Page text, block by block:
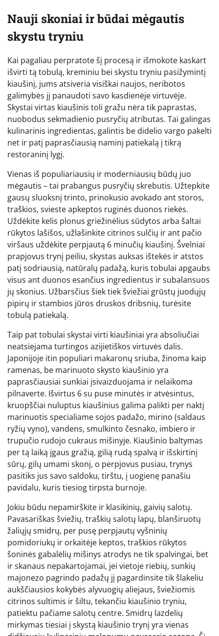
Nauji skoniai ir būdai mėgautis
skystu tryniu
Kai pagaliau perpratote šį procesą ir išmokote kaskart
išvirti tą tobulą, kreminiu bei skystu tryniu pasižymintį
kiaušinį, jums atsiveria visiškai naujos, neribotos
galimybės jį panaudoti savo kasdienėje virtuvėje.
Skystai virtas kiaušinis toli gražu nėra tik paprastas,
nuobodus sekmadienio pusryčių atributas. Tai galingas
kulinarinis ingredientas, galintis be didelio vargo pakelti
net ir patį paprasčiausią naminį patiekalą į tikrą
restoraninį lygį.
Vienas iš populiariausių ir moderniausių būdų juo
mėgautis – tai prabangus pusryčių skrebutis. Užtepkite
gausų sluoksnį trinto, prinokusio avokado ant storos,
traškios, svieste apkeptos ruginės duonos riekės.
Uždėkite kelis plonus griežinėlius sūdytos arba šaltai
rūkytos lašišos, užlašinkite citrinos sulčių ir ant pačio
viršaus uždėkite perpjautą 6 minučių kiaušinį. Švelniai
prapjovus trynį peiliu, skystas auksas ištekės ir atstos
patį sodriausią, natūralų padažą, kuris tobulai apgaubs
visus ant duonos esančius ingredientus ir subalansuos
jų skonius. Užbarsčius šiek tiek šviežiai grūstų juodųjų
pipirų ir stambios jūros druskos dribsnių, turėsite
tobulą patiekalą.
Taip pat tobulai skystai virti kiaušiniai yra absoliučiai
neatsiejama turtingos azijietiškos virtuvės dalis.
Japonijoje itin populiari makaronų sriuba, žinoma kaip
ramenas, be marinuoto skysto kiaušinio yra
paprasčiausiai sunkiai įsivaizduojama ir nelaikoma
pilnaverte. Išvirtus 6 su puse minutės ir atvėsintus,
kruopščiai nuluptus kiaušinius galima palikti per naktį
marinuotis specialiame sojos padažo, mirino (saldaus
ryžių vyno), vandens, smulkinto česnako, imbiero ir
trupučio rudojo cukraus mišinyje. Kiaušinio baltymas
per tą laiką įgaus gražią, gilią rudą spalvą ir išskirtinį
sūrų, gilų umami skonį, o perpjovus pusiau, trynys
pasitiks jus savo saldoku, tirštu, į uogienę panašiu
pavidalu, kuris tiesiog tirpsta burnoje.
Jokiu būdu nepamirškite ir klasikinių, gaivių salotų.
Pavasariškas šviežių, traškių salotų lapų, blanširuotų
žaliųjų smidrų, per pusę perpjautų vyšninių
pomidoriukų ir orkaitėje keptos, traškios rūkytos
šoninės gabalėlių mišinys atrodys ne tik spalvingai, bet
ir skanaus nepakartojamai, jei vietoje riebių, sunkių
majonezo pagrindo padažų jį pagardinsite tik šlakeliu
aukščiausios kokybės alyvuogių aliejaus, šviežiomis
citrinos sultimis ir šiltu, tekančiu kiaušinio tryniu,
patiektu pačiame salotų centre. Smidrų lazdelių
mirkymas tiesiai į skystą kiaušinio trynį yra vienas